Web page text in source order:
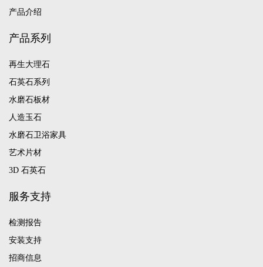
产品介绍
产品系列
再生大理石
石英石系列
水磨石板材
人造玉石
水磨石卫浴家具
艺术片材
3D 石英石
服务支持
检测报告
安装支持
招商信息